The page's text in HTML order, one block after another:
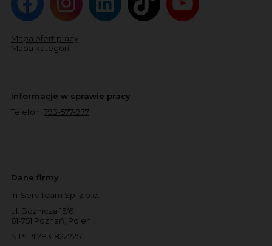
Mapa ofert pracy
Mapa kategorii
Informacje w sprawie pracy
Telefon: 793-577-977
Dane firmy
In-Serv Team Sp. z o.o.
ul. Bóżnicza 15/6
61-751 Poznań, Polen
NIP: PL7831822725